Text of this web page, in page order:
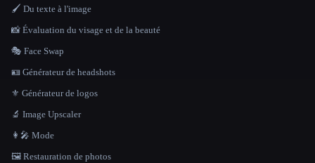
🖌️ Du texte à l'image
📸 Évaluation du visage et de la beauté
🎭 Face Swap
🪪 Générateur de headshots
⚜️ Générateur de logos
🔬 Image Upscaler
👩‍🎤 Mode
🖼️ Restauration de photos